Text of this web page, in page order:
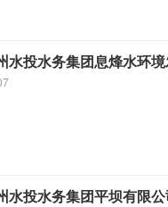
水投水务集团息烽水环
水投水务集团平坝有限